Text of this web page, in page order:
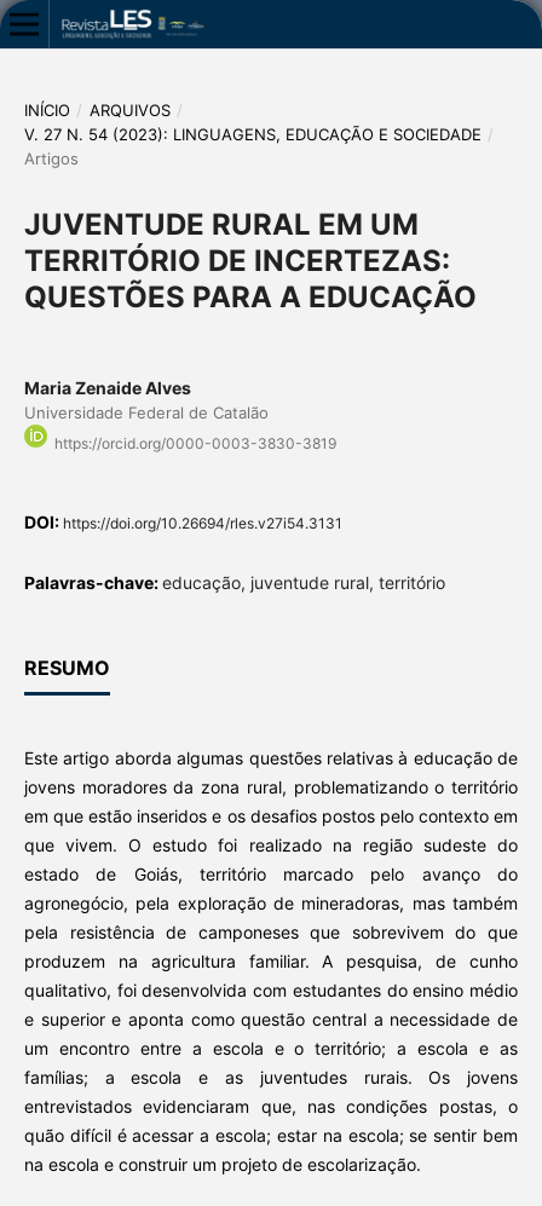
INÍCIO / ARQUIVOS /
V. 27 N. 54 (2023): LINGUAGENS, EDUCAÇÃO E SOCIEDADE /
Artigos
JUVENTUDE RURAL EM UM
TERRITÓRIO DE INCERTEZAS:
QUESTÕES PARA A EDUCAÇÃO
Maria Zenaide Alves
Universidade Federal de Catalão
https://orcid.org/0000-0003-3830-3819
DOI: https://doi.org/10.26694/rles.v27i54.3131
Palavras-chave:educação, juventude rural, território
RESUMO
Este artigo aborda algumas questões relativas à educação de
jovens moradores da zona rural, problematizando o território
em que estão inseridos e os desafios postos pelo contexto em
que vivem. O estudo foi realizado na região sudeste do
estado de Goiás, território marcado pelo avanço do
agronegócio, pela exploração de mineradoras, mas também
pela resistência de camponeses que sobrevivem do que
produzem na agricultura familiar. A pesquisa, de cunho
qualitativo, foi desenvolvida com estudantes do ensino médio
e superior e aponta como questão central a necessidade de
um encontro entre a escola e o território; a escola e as
famílias; a escola e as juventudes rurais. Os jovens
entrevistados evidenciaram que, nas condições postas, o
quão difícil é acessar a escola; estar na escola; se sentir bem
na escola e construir um projeto de escolarização.